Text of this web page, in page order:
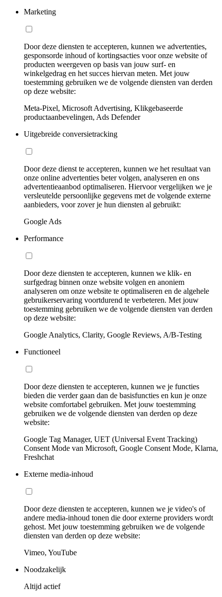
Marketing
Door deze diensten te accepteren, kunnen we advertenties,
gesponsorde inhoud of kortingsacties voor onze website of
producten weergeven op basis van jouw surf- en
winkelgedrag en het succes hiervan meten. Met jouw
toestemming gebruiken we de volgende diensten van derden
op deze website:
Meta-Pixel, Microsoft Advertising, Klikgebaseerde
productaanbevelingen, Ads Defender
Uitgebreide conversietracking
Door deze dienst te accepteren, kunnen we het resultaat van
onze online advertenties beter volgen, analyseren en ons
advertentieaanbod optimaliseren. Hiervoor vergelijken we je
versleutelde persoonlijke gegevens met de volgende externe
aanbieders, voor zover je hun diensten al gebruikt:
Google Ads
Performance
Door deze diensten te accepteren, kunnen we klik- en
surfgedrag binnen onze website volgen en anoniem
analyseren om onze website te optimaliseren en de algehele
gebruikerservaring voortdurend te verbeteren. Met jouw
toestemming gebruiken we de volgende diensten van derden
op deze website:
Google Analytics, Clarity, Google Reviews, A/B-Testing
Functioneel
Door deze diensten te accepteren, kunnen we je functies
bieden die verder gaan dan de basisfuncties en kun je onze
website comfortabel gebruiken. Met jouw toestemming
gebruiken we de volgende diensten van derden op deze
website:
Google Tag Manager, UET (Universal Event Tracking)
Consent Mode van Microsoft, Google Consent Mode, Klarna,
Freshchat
Externe media-inhoud
Door deze diensten te accepteren, kunnen we je video's of
andere media-inhoud tonen die door externe providers wordt
gehost. Met jouw toestemming gebruiken we de volgende
diensten van derden op deze website:
Vimeo, YouTube
Noodzakelijk
Altijd actief